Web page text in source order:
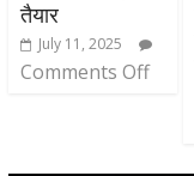
तैयार
July 11, 2025
Comments Off